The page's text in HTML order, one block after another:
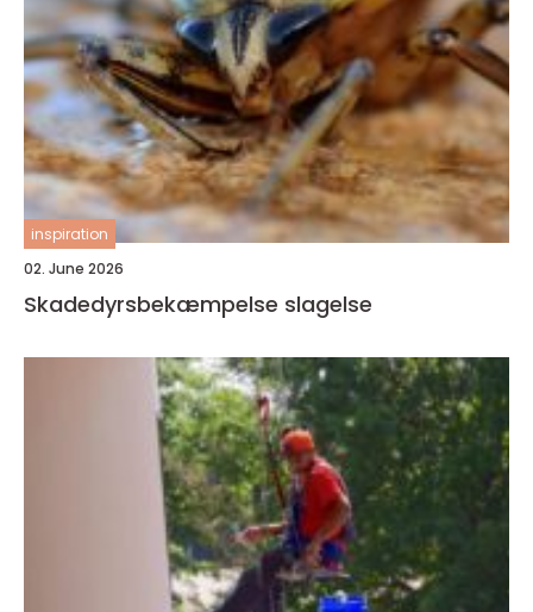
inspiration
02. June 2026
Skadedyrsbekæmpelse slagelse